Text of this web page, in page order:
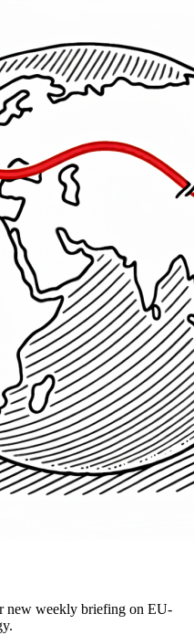
new weekly briefing on EU-